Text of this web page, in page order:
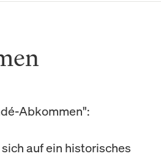
Abkommen":
auf ein historisches